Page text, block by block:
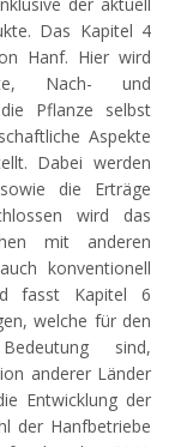
Das Kapitel 4
Hanf. Hier wird
Nach- und
Pflanze selbst
Aspekte
Dabei werden
die Erträge
wird das
mit anderen
konventionell
fasst Kapitel 6
welche für den
sind,
anderer Länder
Entwicklung der
der Hanfbetriebe